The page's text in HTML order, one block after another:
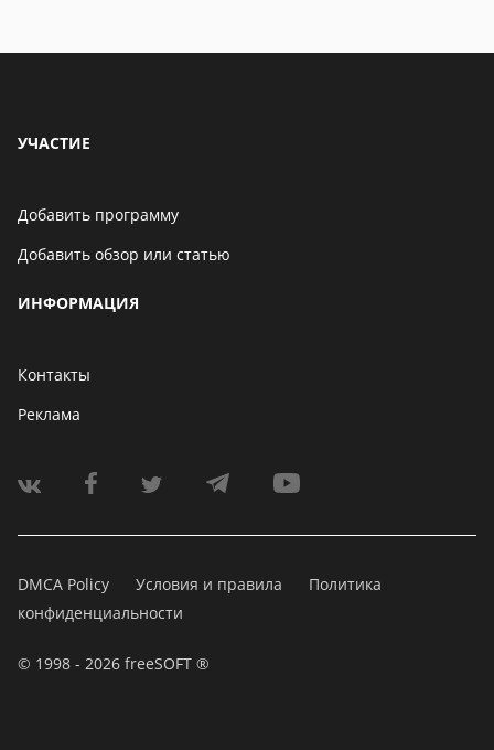
УЧАСТИЕ
Добавить программу
Добавить обзор или статью
ИНФОРМАЦИЯ
Контакты
Реклама
DMCA Policy Условия и правила
Политика
конфиденциальности
© 1998 - 2026 freeSOFT ®